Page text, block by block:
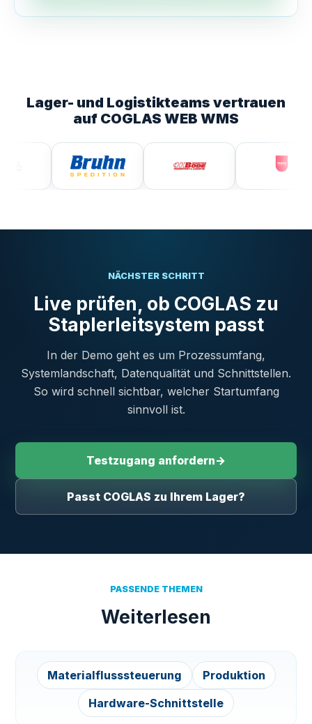
Lager- und Logistikteams vertrauen
auf COGLAS WEB WMS
NÄCHSTER SCHRITT
Live prüfen, ob COGLAS zu
Staplerleitsystem passt
In der Demo geht es um Prozessumfang,
Systemlandschaft, Datenqualität und Schnittstellen.
So wird schnell sichtbar, welcher Startumfang
sinnvoll ist.
Testzugang anfordern→
Passt COGLAS zu Ihrem Lager?
PASSENDE THEMEN
Weiterlesen
Materialflusssteuerung
Produktion
Hardware-Schnittstelle